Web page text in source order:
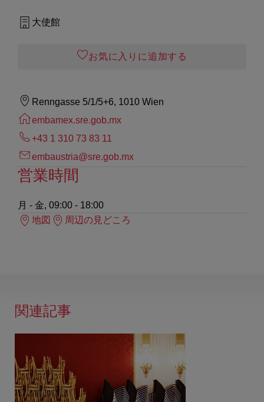
大使館
お気に入りに追加する
Renngasse 5/1/5+6, 1010 Wien
embamex.sre.gob.mx
+43 1 310 73 83 11
embaustria@sre.gob.mx
営業時間
月 - 金, 09:00 - 18:00
地図
周辺の見どころ
関連記事